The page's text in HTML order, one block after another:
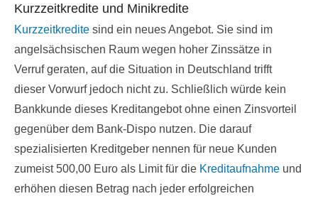
Kurzzeitkredite und Minikredite
Kurzzeitkredite sind ein neues Angebot. Sie sind im
angelsächsischen Raum wegen hoher Zinssätze in
Verruf geraten, auf die Situation in Deutschland trifft
dieser Vorwurf jedoch nicht zu. Schließlich würde kein
Bankkunde dieses Kreditangebot ohne einen Zinsvorteil
gegenüber dem Bank-Dispo nutzen. Die darauf
spezialisierten Kreditgeber nennen für neue Kunden
zumeist 500,00 Euro als Limit für die Kreditaufnahme und
erhöhen diesen Betrag nach jeder erfolgreichen